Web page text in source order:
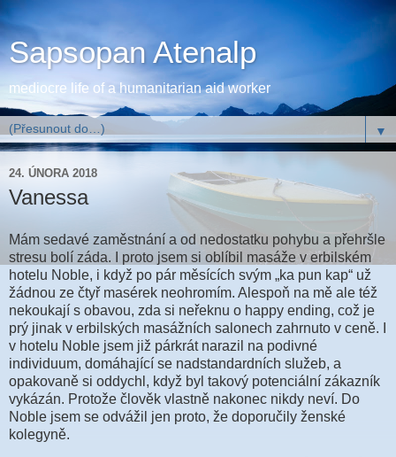
Sapsopan Atenalp
mediocre life of a humanitarian aid worker
▼
24. ÚNORA 2018
Vanessa
Mám sedavé zaměstnání a od nedostatku pohybu a přehršle
stresu bolí záda. I proto jsem si oblíbil masáže v erbilském
hotelu Noble, i když po pár měsících svým „ka pun kap“ už
žádnou ze čtyř masérek neohromím. Alespoň na mě ale též
nekoukají s obavou, zda si neřeknu o happy ending, což je
prý jinak v erbilských masážních salonech zahrnuto v ceně. I
v hotelu Noble jsem již párkrát narazil na podivné
individuum, domáhající se nadstandardních služeb, a
opakovaně si oddychl, když byl takový potenciální zákazník
vykázán. Protože člověk vlastně nakonec nikdy neví. Do
Noble jsem se odvážil jen proto, že doporučily ženské
kolegyně.